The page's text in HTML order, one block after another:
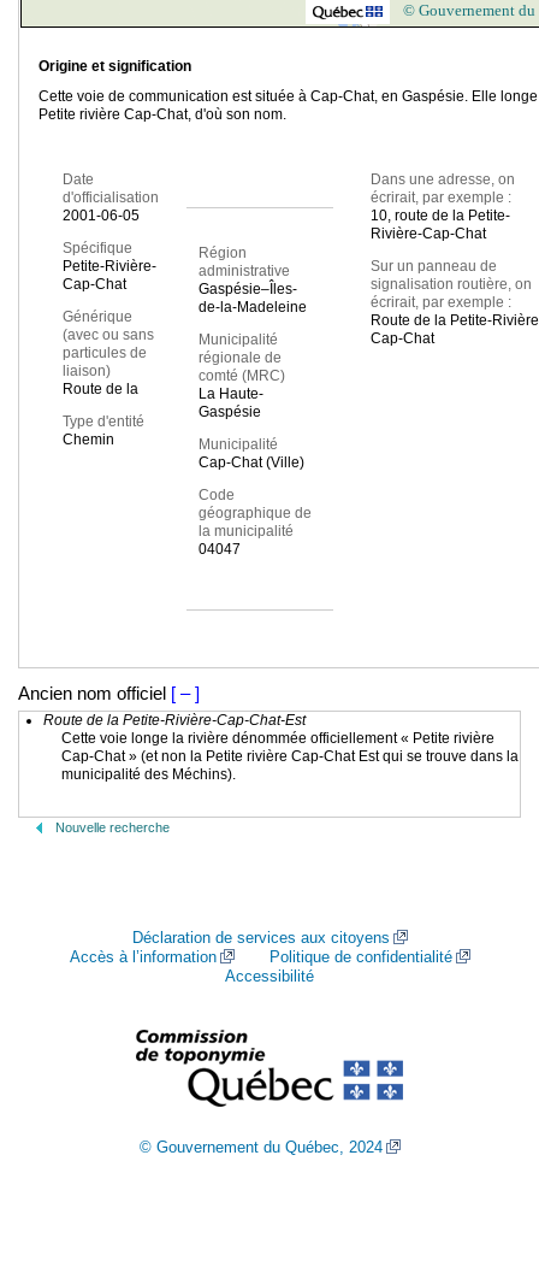
© Gouvernement du
Origine et signification
Cette voie de communication est située à Cap-Chat, en Gaspésie. Elle
Petite rivière Cap-Chat, d'où son nom.
Date
d'officialisation
2001-06-05
Spécifique
Petite-Rivière-
Cap-Chat
Générique
(avec ou sans
particules de
liaison)
Route de la
Type d'entité
Chemin
Région
administrative
Gaspésie–Îles-
de-la-Madeleine
Municipalité
régionale de
comté (MRC)
La Haute-
Gaspésie
Municipalité
Cap-Chat (Ville)
Code
géographique de
la municipalité
04047
Dans une adresse, on
écrirait, par exemple :
10, route de la Petite-
Rivière-Cap-Chat
Sur un panneau de
signalisation routière, on
écrirait, par exemple :
Route de la Petite-
Cap-Chat
Ancien nom officiel [ – ]
Route de la Petite-Rivière-Cap-Chat-Est
Cette voie longe la rivière dénommée officiellement « Petite rivière
Cap-Chat » (et non la Petite rivière Cap-Chat Est qui se trouve dans la
municipalité des Méchins).
Nouvelle recherche
Déclaration de services aux citoyens
Accès à l’information
Politique de confidentialité
Accessibilité
© Gouvernement du Québec, 2024